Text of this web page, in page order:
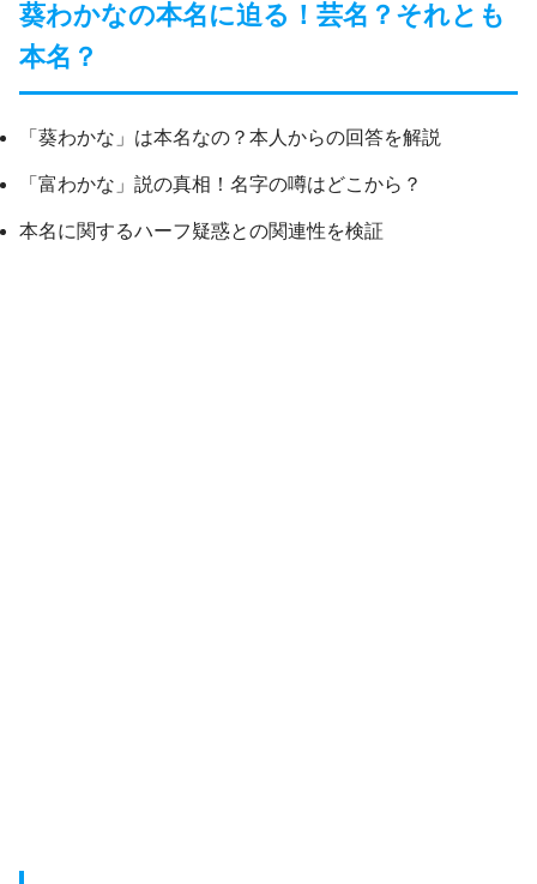
葵わかなの本名に迫る！芸名？それとも
本名？
「葵わかな」は本名なの？本人からの回答を解説
「富わかな」説の真相！名字の噂はどこから？
本名に関するハーフ疑惑との関連性を検証